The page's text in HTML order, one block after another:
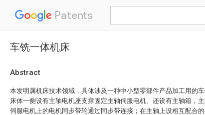
Patents
车铣一体机床
Abstract
本发明属机床技术领域，具体涉及一种中小型零部件产品加工用的
床体一侧设有主轴电机座支撑固定主轴伺服电机、还设有主轴箱，
伺服电机上的电机同步带轮通过同步带连接；在主轴上设相互配合